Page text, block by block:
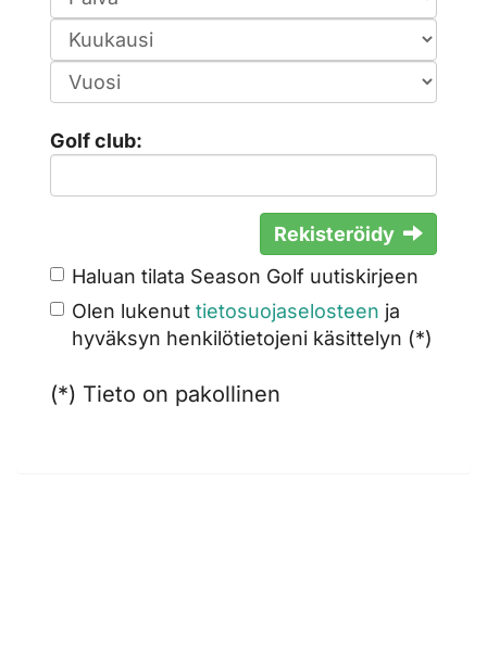
Golf club:
Rekisteröidy
Haluan tilata Season Golf uutiskirjeen
Olen lukenut tietosuojaselosteen ja
hyväksyn henkilötietojeni käsittelyn (*)
(*) Tieto on pakollinen